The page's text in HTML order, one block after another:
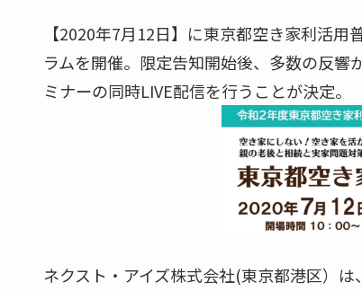
【2020年7月12日】に東京都空き家利活
ラムを開催。限定告知開始後、多数の反響
ミナーの同時LIVE配信を行うことが決定。
ネクスト・アイズ株式会社(東京都港区）